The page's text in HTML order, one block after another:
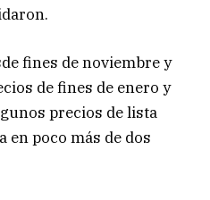
fines de noviembre y
de fines de enero y
precios de lista
en poco más de dos